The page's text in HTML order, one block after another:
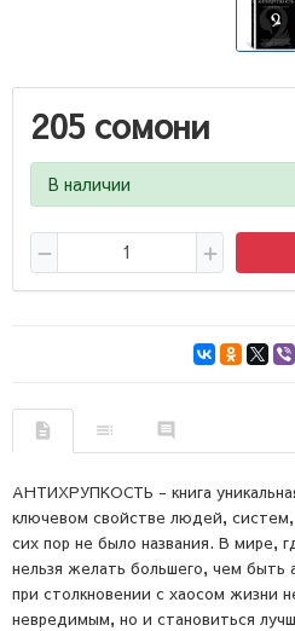
205 сомони
В наличии
АНТИХРУПКОСТЬ - книга
ключевом свойстве людей,
сих пор не было названия. В мире,
нельзя желать большего, чем быть
при столкновении с хаосом жизни
невредимым, но и становиться